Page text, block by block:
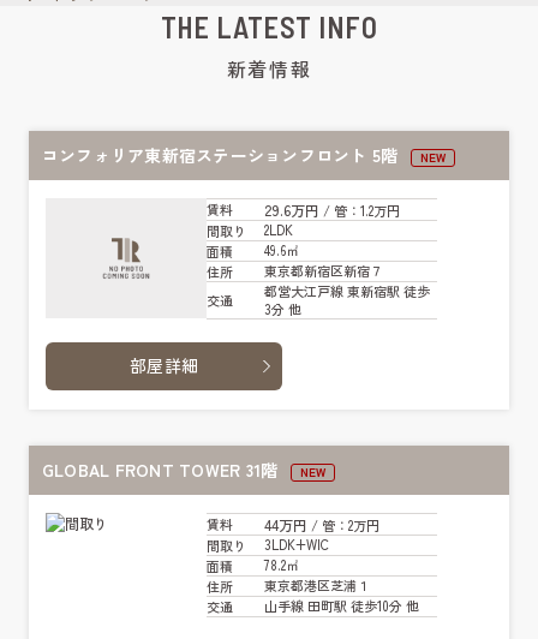
THE LATEST INFO
新着情報
コンフォリア東新宿ステーションフロント 5階 NEW
賃料 29.6万円 / 管：1.2万円
間取り
2LDK
面積
49.6㎡
住所
東京都新宿区新宿７
交通
都営大江戸線 東新宿駅 徒歩
3分 他
部屋詳細
GLOBAL FRONT TOWER 31階 NEW
賃料 44万円 / 管：2万円
間取り
3LDK+WIC
面積
78.2㎡
住所
東京都港区芝浦１
交通
山手線 田町駅 徒歩10分 他